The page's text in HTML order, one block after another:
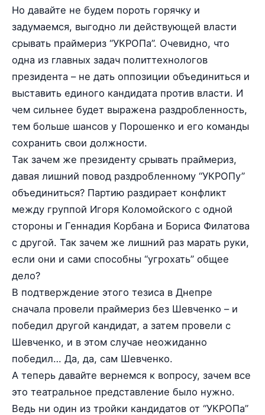
Но давайте не будем пороть горячку и
задумаемся, выгодно ли действующей власти
срывать праймериз “УКРОПа”. Очевидно, что
одна из главных задач политтехнологов
президента – не дать оппозиции объединиться и
выставить единого кандидата против власти. И
чем сильнее будет выражена раздробленность,
тем больше шансов у Порошенко и его команды
сохранить свои должности.
Так зачем же президенту срывать праймериз,
давая лишний повод раздробленному “УКРОПу”
объединиться? Партию раздирает конфликт
между группой Игоря Коломойского с одной
стороны и Геннадия Корбана и Бориса Филатова
с другой. Так зачем же лишний раз марать руки,
если они и сами способны “угрохать” общее
дело?
В подтверждение этого тезиса в Днепре
сначала провели праймериз без Шевченко – и
победил другой кандидат, а затем провели с
Шевченко, и в этом случае неожиданно
победил… Да, да, сам Шевченко.
А теперь давайте вернемся к вопросу, зачем все
это театральное представление было нужно.
Ведь ни один из тройки кандидатов от “УКРОПа”